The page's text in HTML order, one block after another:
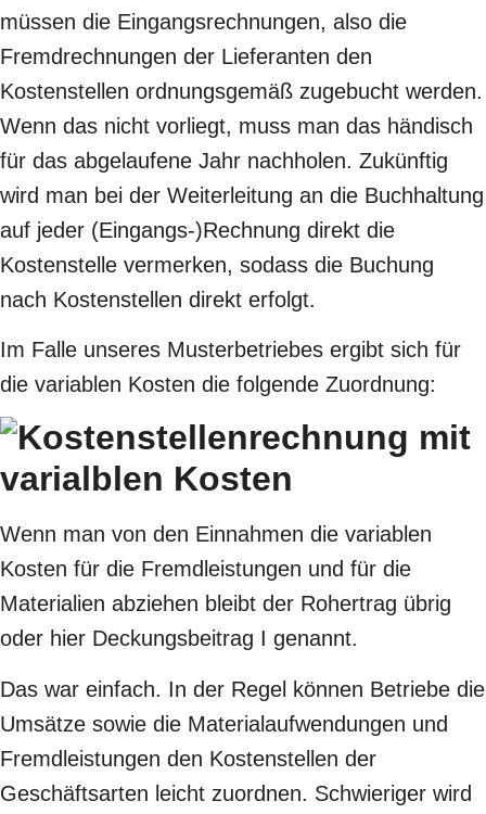
müssen die Eingangsrechnungen, also die
Fremdrechnungen der Lieferanten den
Kostenstellen ordnungsgemäß zugebucht werden.
Wenn das nicht vorliegt, muss man das händisch
für das abgelaufene Jahr nachholen. Zukünftig
wird man bei der Weiterleitung an die Buchhaltung
auf jeder (Eingangs-)Rechnung direkt die
Kostenstelle vermerken, sodass die Buchung
nach Kostenstellen direkt erfolgt.
Im Falle unseres Musterbetriebes ergibt sich für
die variablen Kosten die folgende Zuordnung:
Wenn man von den Einnahmen die variablen
Kosten für die Fremdleistungen und für die
Materialien abziehen bleibt der Rohertrag übrig
oder hier Deckungsbeitrag I genannt.
Das war einfach. In der Regel können Betriebe die
Umsätze sowie die Materialaufwendungen und
Fremdleistungen den Kostenstellen der
Geschäftsarten leicht zuordnen. Schwieriger wird